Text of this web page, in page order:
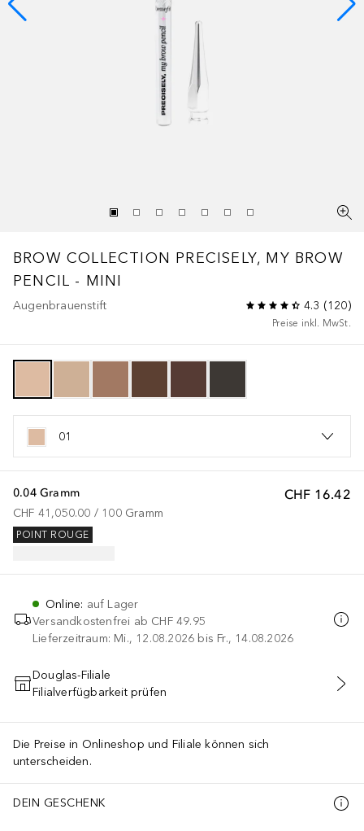
BROW COLLECTION PRECISELY, MY BROW
PENCIL - MINI
Augenbrauenstift 4.3 (120)
Preise inkl. MwSt.
01
CHF 16.42
0.04 Gramm
CHF 41,050.00 / 100 Gramm
POINT ROUGE
Online: auf Lager
Versandkostenfrei ab CHF 49.95
Lieferzeitraum: Mi., 12.08.2026 bis Fr., 14.08.2026
IN DEN WARENKORB
Douglas-Filiale
Filialverfügbarkeit prüfen
Die Preise in Onlineshop und Filiale können sich
unterscheiden.
DEIN GESCHENK